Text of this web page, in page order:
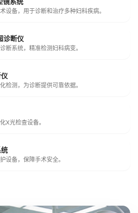
设备，用于诊断和治疗多种妇科疾病。
诊断仪
断系统，精准检测妇科病变。
检测，为诊断提供可靠依据。
X光检查设备。
设备，保障手术安全。